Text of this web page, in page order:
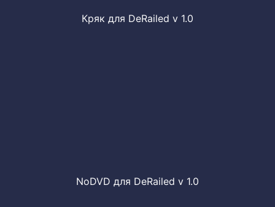
Кряк для DeRailed v 1.0
NoDVD для DeRailed v 1.0